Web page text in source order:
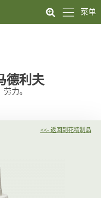
菜单
德利夫
力。
<<- 返回到花精制品